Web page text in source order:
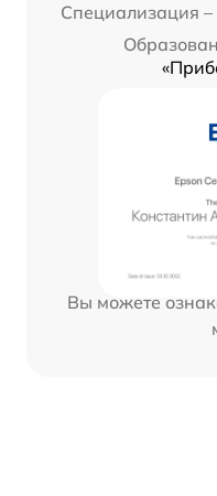
Специализация –
Вы можете